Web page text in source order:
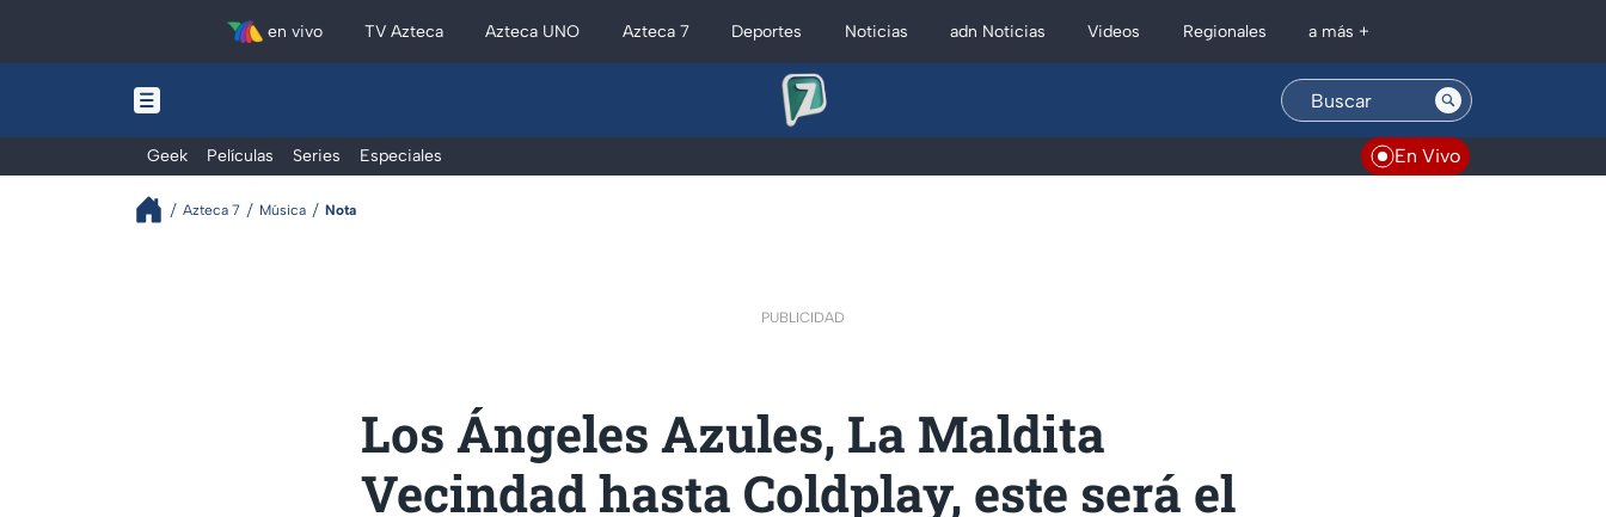
en vivo TV Azteca Azteca UNO Azteca 7 Deportes Noticias adn Noticias Videos Regionales a más +
Geek Películas Series Especiales En Vivo
Azteca 7 Música Nota
PUBLICIDAD
Los Ángeles Azules, La Maldita
Vecindad hasta Coldplay, este será el